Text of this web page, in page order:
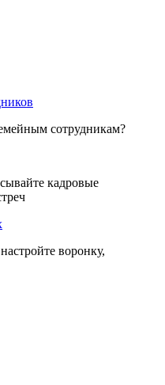
сотрудникам?
кадровые
воронку,